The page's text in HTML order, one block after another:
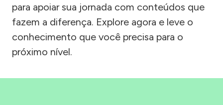
para apoiar sua jornada com conteúdos que
fazem a diferença. Explore agora e leve o
conhecimento que você precisa para o
próximo nível.